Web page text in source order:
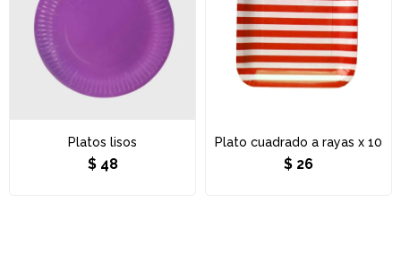
Platos lisos
$ 48
Plato cuadrado a rayas x 10
$ 26